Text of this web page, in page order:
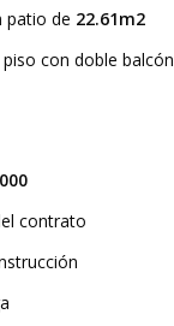
patio de 22.61m2
con doble balcón
contrato